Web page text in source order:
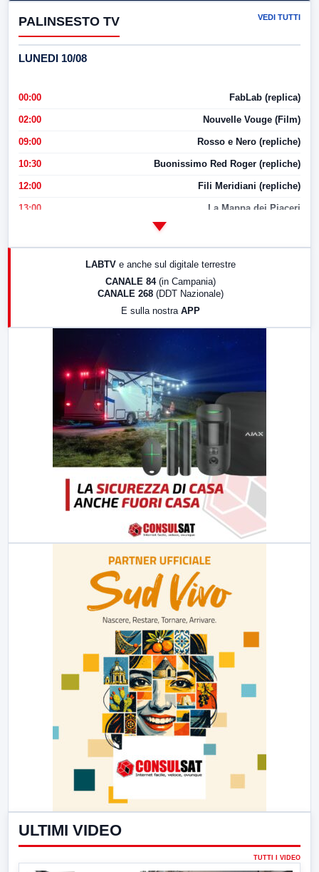
PALINSESTO TV VEDI TUTTI
LUNEDI 10/08
00:00 FabLab (replica)
02:00 Nouvelle Vouge (Film)
09:00 Rosso e Nero (repliche)
10:30 Buonissimo Red Roger (repliche)
12:00 Fili Meridiani (repliche)
13:00 La Mappa dei Piaceri
LABTV e anche sul digitale terrestre
CANALE 84 (in Campania)
CANALE 268 (DDT Nazionale)
E sulla nostra APP
ULTIMI VIDEO
TUTTI I VIDEO